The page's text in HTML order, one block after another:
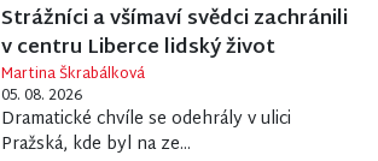
Strážníci a všímaví svědci zachránili
v centru Liberce lidský život
Martina Škrabálková
05. 08. 2026
Dramatické chvíle se odehrály v ulici
Pražská, kde byl na ze...